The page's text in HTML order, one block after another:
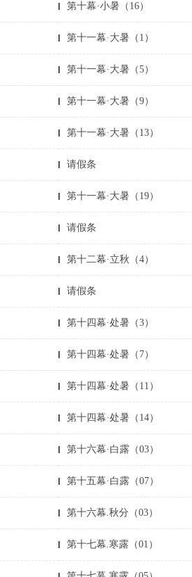
第十幕·小暑（16）
第十一幕·大暑（1）
第十一幕·大暑（5）
第十一幕·大暑（9）
第十一幕·大暑（13）
请假条
第十一幕·大暑（19）
请假条
第十二幕·立秋（4）
请假条
第十四幕·处暑（3）
第十四幕·处暑（7）
第十四幕·处暑（11）
第十四幕·处暑（14）
第十六幕·白露（03）
第十五幕·白露（07）
第十六幕.秋分（03）
第十七幕.寒露（01）